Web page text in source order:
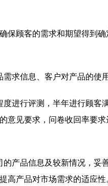
保顾客的需求和期望得到
求信息、客户对产品的使用
进行评测，半年进行顾客
意见要求，问卷收回率要求
产品信息及较新情况，妥
高产品对市场需求的适应性